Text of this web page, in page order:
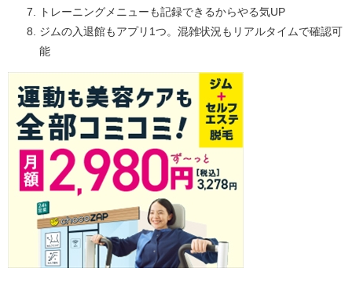
トレーニングメニューも記録できるからやる気UP
ジムの入退館もアプリ1つ。混雑状況もリアルタイムで確認可
能